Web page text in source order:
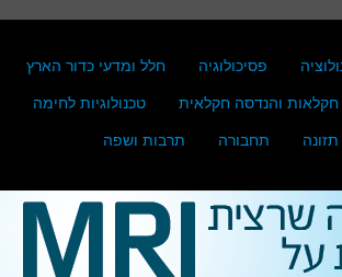
פסיכולוגיה חלל ומדעי כדור הארץ
חקלאות והנדסה חקלאית טכנולוגיות לחימה
תזונה תחבורה תרבות ושפה